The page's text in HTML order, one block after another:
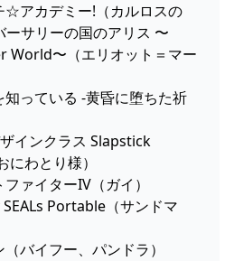
アカデミー!（カルロスの
サリーの国のアリス 〜
〜（エリオット＝マー
っている -黄昏に堕ちた祈
インクラス Slapstick
にわとり様）
ァイターIV（ガイ）
Portable（サンドマ
バイフー、パンドラ）